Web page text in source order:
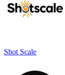
Shot Scale